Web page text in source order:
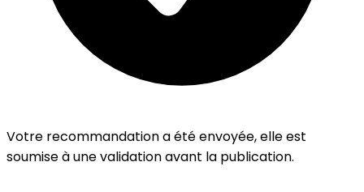
Votre recommandation a été envoyée, elle est
soumise à une validation avant la publication.